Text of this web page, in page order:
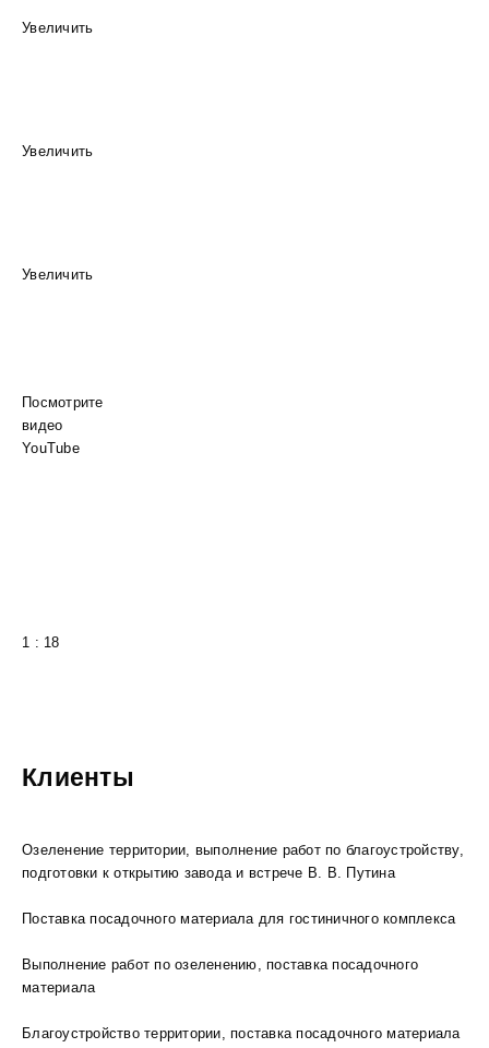
Увеличить
Увеличить
Увеличить
Посмотрите
видео
YouTube
1 : 18
Клиенты
Озеленение территории, выполнение работ по благоустройству,
подготовки к открытию завода и встрече В. В. Путина
Поставка посадочного материала для гостиничного комплекса
Выполнение работ по озеленению, поставка посадочного
материала
Благоустройство территории, поставка посадочного материала